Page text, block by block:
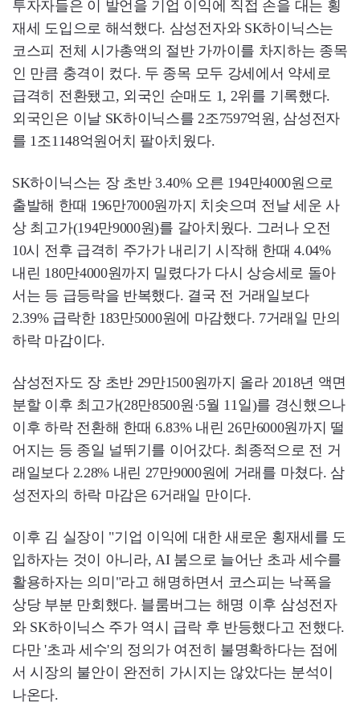
투자자들은 이 발언을 기업 이익에 직접 손을 대는 횡
재세 도입으로 해석했다. 삼성전자와 SK하이닉스는
코스피 전체 시가총액의 절반 가까이를 차지하는 종목
인 만큼 충격이 컸다. 두 종목 모두 강세에서 약세로
급격히 전환됐고, 외국인 순매도 1, 2위를 기록했다.
외국인은 이날 SK하이닉스를 2조7597억원, 삼성전자
를 1조1148억원어치 팔아치웠다.
SK하이닉스는 장 초반 3.40% 오른 194만4000원으로
출발해 한때 196만7000원까지 치솟으며 전날 세운 사
상 최고가(194만9000원)를 갈아치웠다. 그러나 오전
10시 전후 급격히 주가가 내리기 시작해 한때 4.04%
내린 180만4000원까지 밀렸다가 다시 상승세로 돌아
서는 등 급등락을 반복했다. 결국 전 거래일보다
2.39% 급락한 183만5000원에 마감했다. 7거래일 만의
하락 마감이다.
삼성전자도 장 초반 29만1500원까지 올라 2018년 액면
분할 이후 최고가(28만8500원·5월 11일)를 경신했으나
이후 하락 전환해 한때 6.83% 내린 26만6000원까지 떨
어지는 등 종일 널뛰기를 이어갔다. 최종적으로 전 거
래일보다 2.28% 내린 27만9000원에 거래를 마쳤다. 삼
성전자의 하락 마감은 6거래일 만이다.
이후 김 실장이 "기업 이익에 대한 새로운 횡재세를 도
입하자는 것이 아니라, AI 붐으로 늘어난 초과 세수를
활용하자는 의미"라고 해명하면서 코스피는 낙폭을
상당 부분 만회했다. 블룸버그는 해명 이후 삼성전자
와 SK하이닉스 주가 역시 급락 후 반등했다고 전했다.
다만 '초과 세수'의 정의가 여전히 불명확하다는 점에
서 시장의 불안이 완전히 가시지는 않았다는 분석이
나온다.